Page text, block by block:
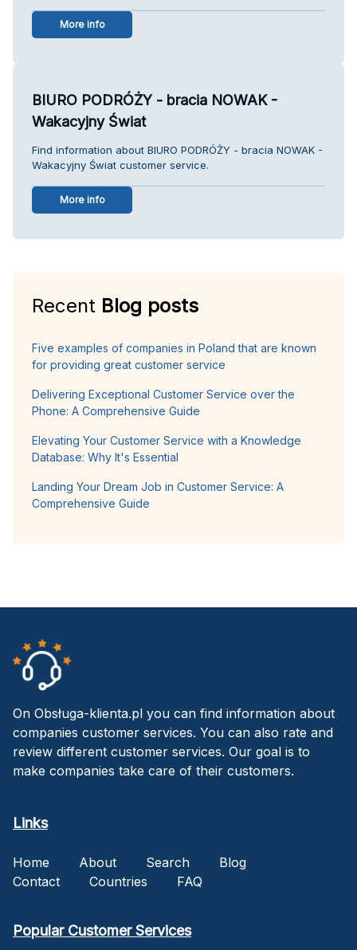
More info
BIURO PODRÓŻY - bracia NOWAK -
Wakacyjny Świat
Find information about BIURO PODRÓŻY - bracia NOWAK -
Wakacyjny Świat customer service.
More info
Recent Blog posts
Five examples of companies in Poland that are known
for providing great customer service
Delivering Exceptional Customer Service over the
Phone: A Comprehensive Guide
Elevating Your Customer Service with a Knowledge
Database: Why It's Essential
Landing Your Dream Job in Customer Service: A
Comprehensive Guide
On Obsługa-klienta.pl you can find information about
companies customer services. You can also rate and
review different customer services. Our goal is to
make companies take care of their customers.
Links
Home About Search
Blog
Contact
Countries FAQ
Popular Customer Services